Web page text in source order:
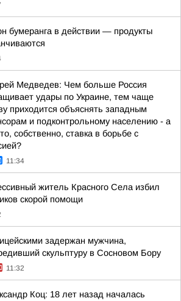
бумеранга в действии — продукты
Медведев: Чем больше Россия
удары по Украине, тем чаще
приходится объяснять западным
и подконтрольному населению - а
собственно, ставка в борьбе с
11:34
житель Красного Села избил
скорой помощи
задержан мужчина,
скульптуру в Сосновом Бору
11:32
Коц: 18 лет назад началась